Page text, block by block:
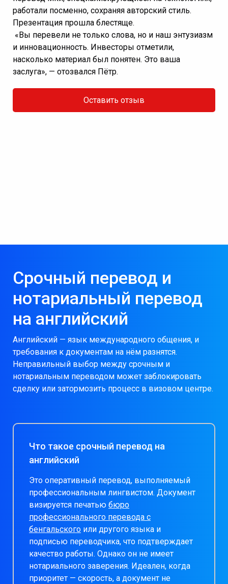
работали посменно, сохраняя авторский стиль.
Презентация прошла блестяще.
«Вы перевели не только слова, но и наш энтузиазм
и инновационность. Инвесторы отметили,
насколько материал был понятен. Это ваша
заслуга», — отозвался Пётр.
Оставить отзыв
Срочный перевод и
нотариальный перевод
на английский
Английский — язык международного общения, и
требования к документам на нём разнятся.
Неправильный выбор между срочным и
нотариальным переводом может заблокировать
сделку или затормозить процесс в визовом центре.
Что такое срочный перевод на
английский
Это оперативный перевод, выполняемый
профессиональным лингвистом. Документ
визируется печатью бюро
профессионального перевода с
бенгальского или другого языка и
подписью переводчика, что подтверждает
качество работы. Однако он не имеет
нотариального заверения. Идеален, когда
приоритет — скорость, а документ не